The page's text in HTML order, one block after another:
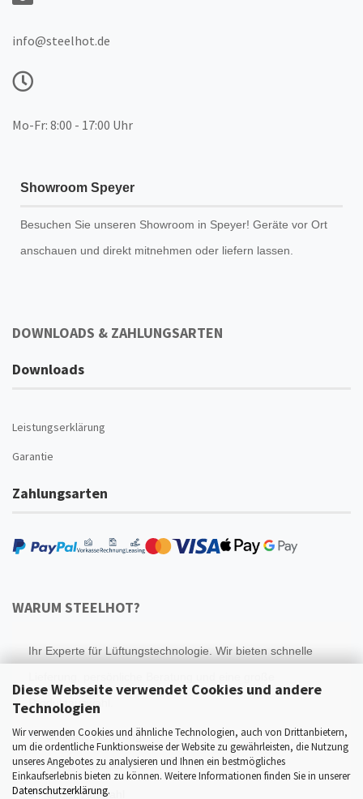
Diese Webseite verwendet Cookies und andere
Technologien
Wir verwenden Cookies und ähnliche Technologien, auch von Drittanbietern,
um die ordentliche Funktionsweise der Website zu gewährleisten, die Nutzung
unseres Angebotes zu analysieren und Ihnen ein bestmögliches
Einkaufserlebnis bieten zu können. Weitere Informationen finden Sie in unserer
Datenschutzerklärung.
info@steelhot.de
Mo-Fr: 8:00 - 17:00 Uhr
Showroom Speyer
Besuchen Sie unseren Showroom in Speyer! Geräte vor Ort
anschauen und direkt mitnehmen oder liefern lassen.
DOWNLOADS & ZAHLUNGSARTEN
Downloads
Leistungserklärung
Garantie
Zahlungsarten
WARUM STEELHOT?
Ihr Experte für Lüftungstechnologie. Wir bieten schnelle
Produktauswahl.
Schnelle Lieferung
Top Kundenservice
Große Auswahl